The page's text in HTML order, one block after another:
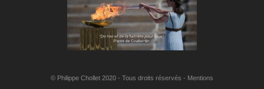
© Philippe Chollet 2020 - Tous droits réservés - Mentions